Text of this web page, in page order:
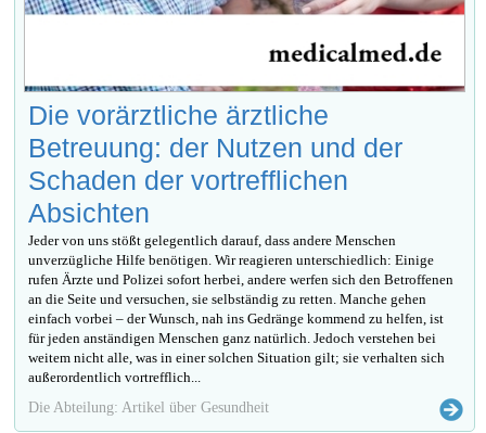
Die vorärztliche ärztliche
Betreuung: der Nutzen und der
Schaden der vortrefflichen
Absichten
Jeder von uns stößt gelegentlich darauf, dass andere Menschen
unverzügliche Hilfe benötigen. Wir reagieren unterschiedlich: Einige
rufen Ärzte und Polizei sofort herbei, andere werfen sich den Betroffenen
an die Seite und versuchen, sie selbständig zu retten. Manche gehen
einfach vorbei – der Wunsch, nah ins Gedränge kommend zu helfen, ist
für jeden anständigen Menschen ganz natürlich. Jedoch verstehen bei
weitem nicht alle, was in einer solchen Situation gilt; sie verhalten sich
außerordentlich vortrefflich...
Die Abteilung: Artikel über Gesundheit